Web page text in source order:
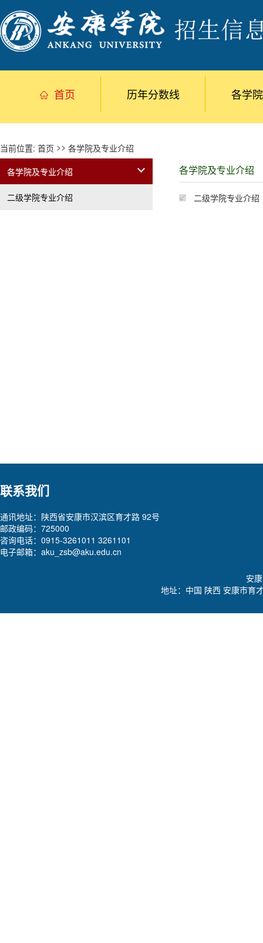
首页 历年分数线 各学
当前位置: 首页 >> 各学院及专业介绍
各学院及专业介绍
二级学院专业介绍
各学院及专业介绍
二级学院专业介绍
联系我们
通讯地址：陕西省安康市汉滨区育才路 92号
邮政编码：725000
咨询电话：0915-3261011 3261101
电子邮箱：aku_zsb@aku.edu.cn
安
地址：中国 陕西 安康市育